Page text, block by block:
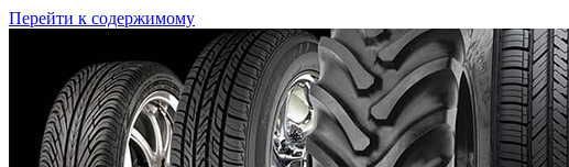
Перейти к содержимому